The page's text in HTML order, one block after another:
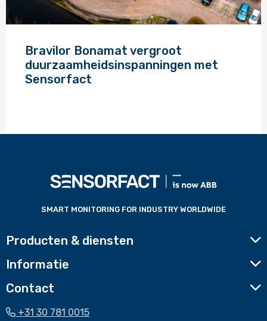
Bravilor Bonamat vergroot
duurzaamheidsinspanningen met
Sensorfact
meer
Voettekst
website
SMART MONITORING FOR INDUSTRY WORLDWIDE
Producten & diensten
Informatie
Contact
+31 30 781 0015